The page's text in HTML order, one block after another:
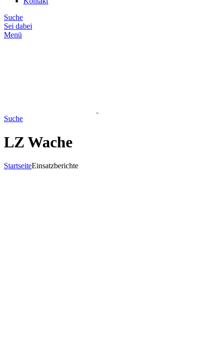
Suche
Sei dabei
Menü
Suche
LZ Wache
StartseiteEinsatzberichte